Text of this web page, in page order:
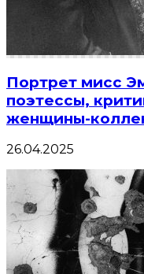
Портрет мисс
поэтессы,
женщины-
26.04.2025